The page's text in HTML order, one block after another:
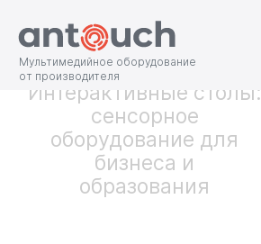
Мультимедийное оборудование
от производителя
Интерактивные столы:
сенсорное
оборудование для
бизнеса и
образования